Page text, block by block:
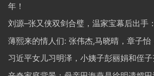
年！
刘源–张又侠双剑合璧，温家宝幕后出手
薄熙来的情人们: 张伟杰,马晓晴，章子怡
习近平女儿习明泽，小姨子彭丽娟和侄